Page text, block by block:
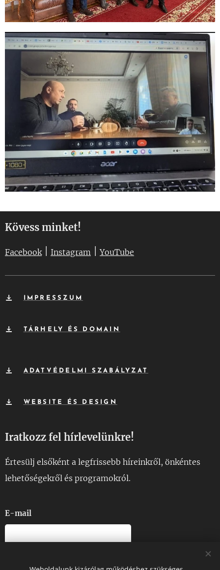
Kövess minket!
Facebook| Instagram YouTube
IMPRESSZUM
TÁRHELY ÉS DOMAIN
ADATVÉDELMI SZABÁLYZAT
WEBSITE ÉS DESIGN
Iratkozz fel hírlevelünkre!
Értesülj elsőként a legfrissebb híreinkről, önkéntes
lehetőségekről és programokról.
E-mail
Adatvédelmi